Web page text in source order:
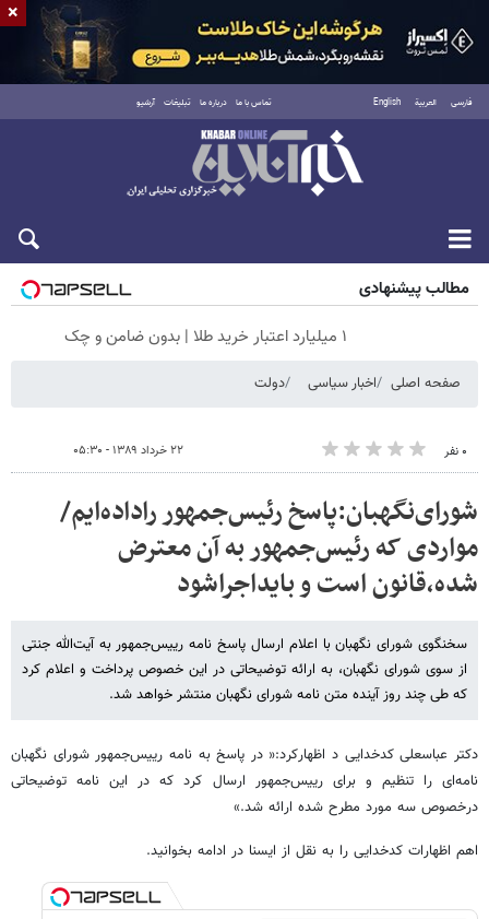
فارسی العربية English تماس با ما درباره ما تبلیغات آرشیو
جمعه ۱۶ مرداد ۱۴۰۵
مطالب پیشنهادی
۱ میلیارد اعتبار خرید طلا | بدون ضامن و چک
صفحه اصلی اخبار سیاسی دولت
۰ نفر ۲۲ خرداد ۱۳۸۹ - ۰۵:۳۰
شورای‌نگهبان:پاسخ رئیس‌جمهور راداده‌ایم/
مواردی که رئیس‌جمهور به آن معترض
شده،قانون است و بایداجراشود
سخنگوی شورای نگهبان با اعلام ارسال پاسخ نامه‌ رییس‌جمهور به آیت‌الله جنتی
از سوی شورای نگهبان، به ارائه توضیحاتی در این خصوص پرداخت و اعلام کرد
که طی چند روز آینده متن نامه شورای نگهبان منتشر خواهد شد.
دکتر عباسعلی کدخدایی د اظهارکرد:« در پاسخ به نامه رییس‌جمهور شورای نگهبان
نامه‌ای را تنظیم و برای رییس‌جمهور ارسال کرد که در این نامه توضیحاتی
درخصوص سه مورد مطرح شده ارائه شد.»
اهم اظهارات کدخدایی را به نقل از ایسنا در ادامه بخوانید.
×